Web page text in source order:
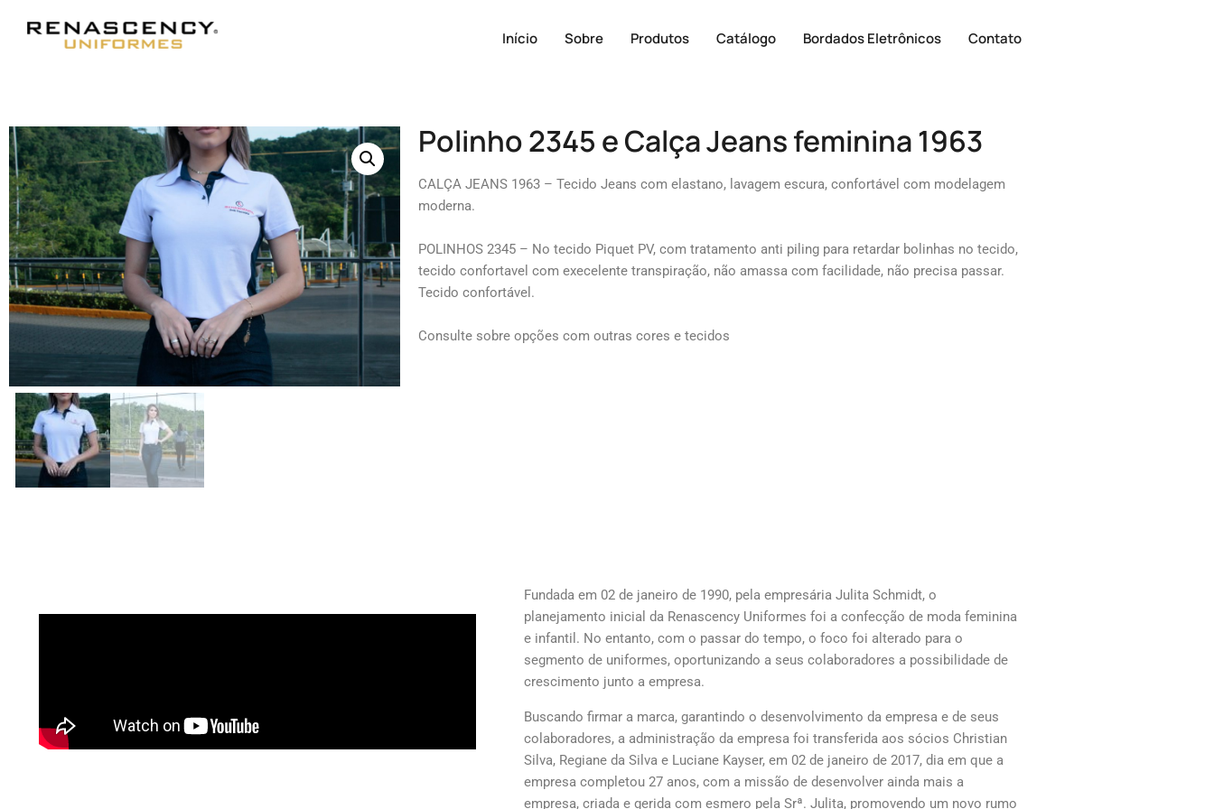
Início Sobre Produtos Catálogo Bordados Eletrônicos Contato
Polinho 2345 e Calça Jeans feminina 1963
CALÇA JEANS 1963 – Tecido Jeans com elastano, lavagem escura, confortável com modelagem
moderna.
POLINHOS 2345 – No tecido Piquet PV, com tratamento anti piling para retardar bolinhas no tecido,
tecido confortavel com execelente transpiração, não amassa com facilidade, não precisa passar.
Tecido confortável.
Consulte sobre opções com outras cores e tecidos
Fundada em 02 de janeiro de 1990, pela empresária Julita Schmidt, o
planejamento inicial da Renascency Uniformes foi a confecção de moda feminina
e infantil. No entanto, com o passar do tempo, o foco foi alterado para o
segmento de uniformes, oportunizando a seus colaboradores a possibilidade de
crescimento junto a empresa.
Buscando firmar a marca, garantindo o desenvolvimento da empresa e de seus
colaboradores, a administração da empresa foi transferida aos sócios Christian
Silva, Regiane da Silva e Luciane Kayser, em 02 de janeiro de 2017, dia em que a
empresa completou 27 anos, com a missão de desenvolver ainda mais a
empresa, criada e gerida com esmero pela Srª. Julita, promovendo um novo rumo